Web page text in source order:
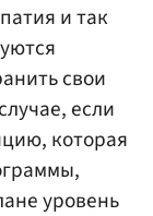
и так
свои
если
которая
уровень